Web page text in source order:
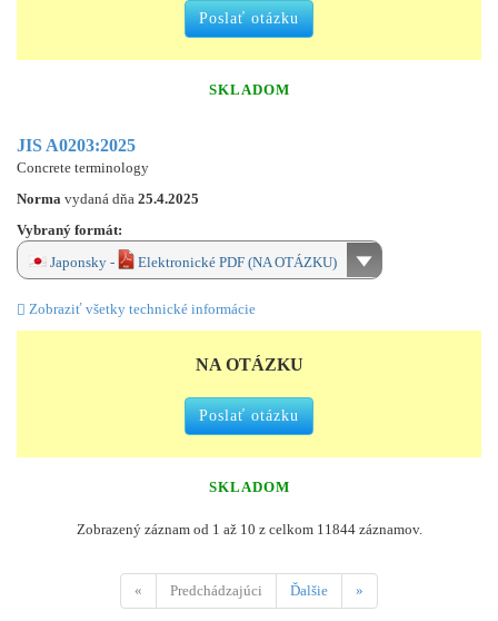
Poslať otázku
SKLADOM
JIS A0203:2025
Concrete terminology
Norma vydaná dňa 25.4.2025
Vybraný formát:
Japonsky -
Elektronické PDF (NA OTÁZKU)
Zobraziť všetky technické informácie
NA OTÁZKU
Poslať otázku
SKLADOM
Zobrazený záznam od 1 až 10 z celkom 11844 záznamov.
« Predchádzajúci Ďalšie »